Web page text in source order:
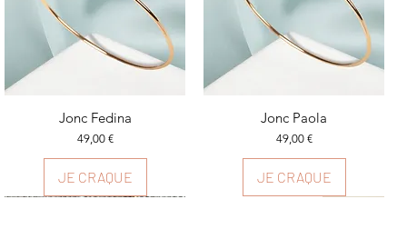
Aperçu rapide
Jonc Fedina
Prix
49,00 €
JE CRAQUE
Aperçu rapide
Jonc Paola
Prix
49,00 €
JE CRAQUE